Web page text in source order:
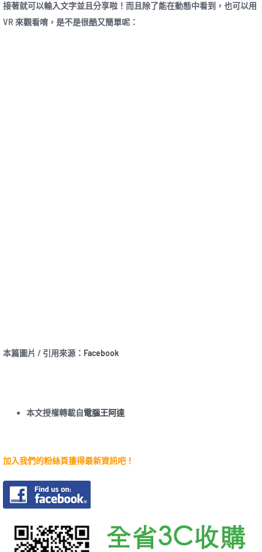
接著就可以輸入文字並且分享啦！而且除了能在動態中看到，也可以用
VR 來觀看唷，是不是很酷又簡單呢：
本篇圖片 / 引用來源： Facebook
本文授權轉載自電腦王阿達
加入我們的粉絲頁獲得最新資訊吧！